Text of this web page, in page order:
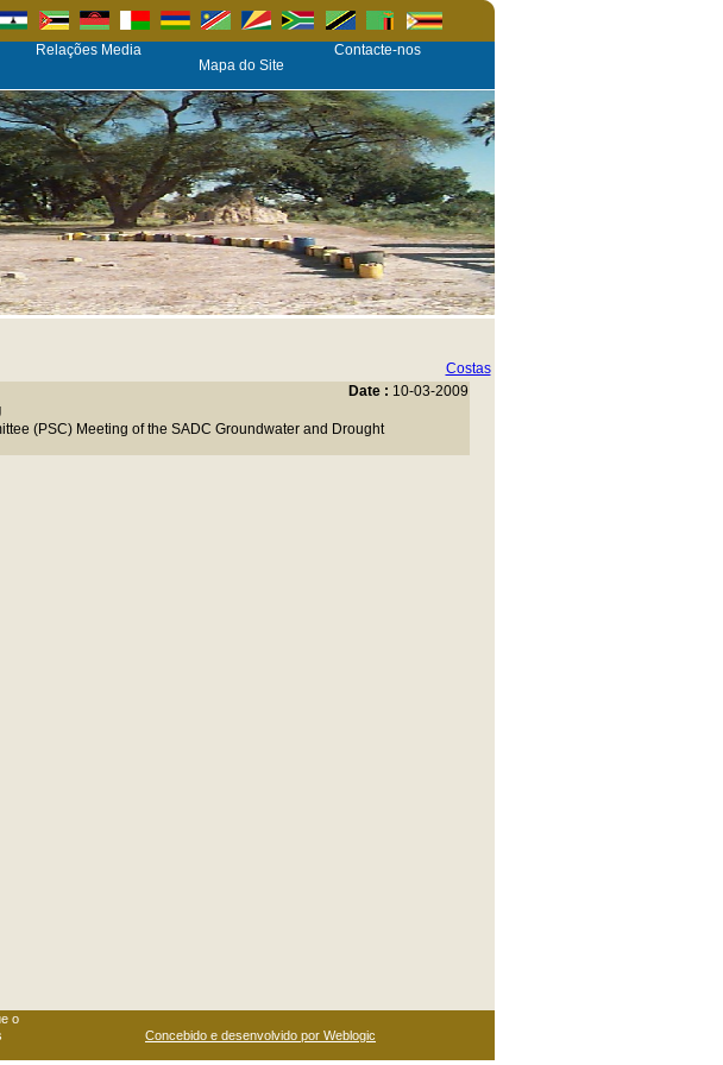
Relações Media
Mapa do Site
Contacte-nos
Costas
Date : 10-03-2009
(PSC) Meeting of the SADC Groundwater and Drought
o
Concebido e desenvolvido por Weblogic